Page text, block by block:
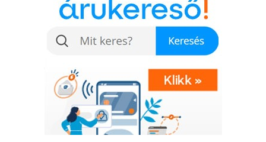
Arról is beszélt a szakértő, hogy a modern naptár
szerinti „évkezdés” ráadásul mesterséges határ. A
megújulás inkább tavasszal indul, amikor nő a
napsütéses órák száma, emelkedik a húmérséklet
ezzel az aktivitás, és a szervezet is nyitottabb a